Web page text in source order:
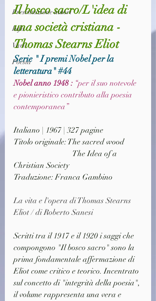
Presentazione autori
Info
Vari
Poesia
Il bosco sacro/L'idea di
una società cristiana -
Thomas Stearns Eliot
Serie " I premi Nobel per la
letteratura" #44
Nobel anno 1948 : “per il suo notevole
e pionieristico contributo alla poesia
contemporanea”
Italiano | 1967 | 327 pagine
Titolo originale: The sacred wood
Christian Society
Traduzione: Franca Gambino
La vita e l'opera di Thomas Stearns
Eliot / di Roberto Sanesi
Scritti tra il 1917 e il 1920 i saggi che
compongono "Il bosco sacro" sono la
prima fondamentale affermazione di
Eliot come critico e teorico. Incentrato
sul concetto di "integrità della poesia",
il volume rappresenta una vera e